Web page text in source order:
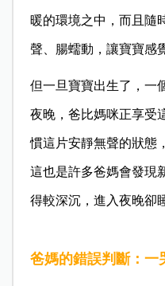
暖的環境之中，而且隨
聲、腸蠕動，讓寶寶感
但一旦寶寶出生了，一
夜晚，爸比媽咪正享受
慣這片安靜無聲的狀態
這也是許多爸媽會發現
得較深沉，進入夜晚卻
爸媽的錯誤判斷：一